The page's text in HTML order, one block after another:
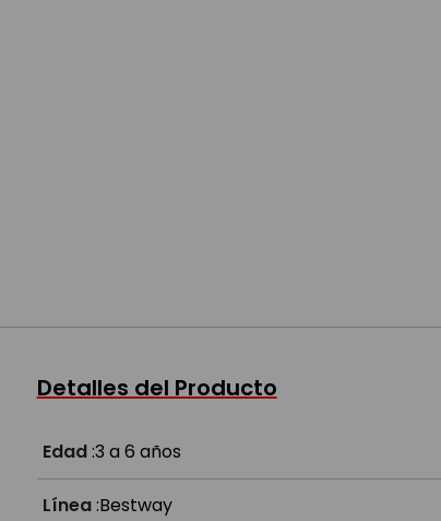
Detalles del Producto
Edad:3 a 6 años
Línea:Bestway